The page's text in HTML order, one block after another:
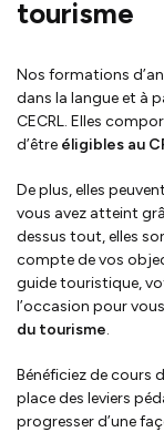
tourisme
Nos formations
dans la langue et à
CECRL. Elles
d’être éligibles au
De plus, elles
vous avez atteint
dessus tout, elles
compte de vos
guide touristique,
l’occasion pour
du tourisme.
Bénéficiez de cours
place des leviers
progresser d’une